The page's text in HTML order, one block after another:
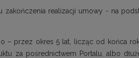
realizacji umowy - na
przez okres 5 lat, licząc od końca
za pośrednictwem Portalu, albo